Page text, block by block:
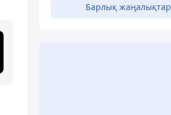
Барлық жаңалықтар